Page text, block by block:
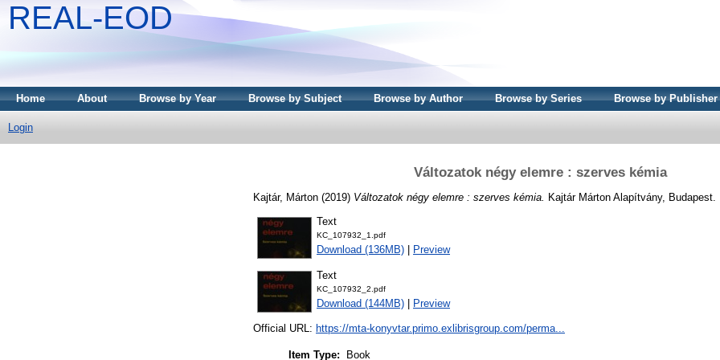
REAL-EOD
Home About Browse by Year Browse by Subject Browse by Author Browse by Series Browse by Publisher
Login
Változatok négy elemre : szerves kémia
Kajtár, Márton (2019) Változatok négy elemre : szerves kémia. Kajtár Márton Alapítvány, Budapest.
Text
KC_107932_1.pdf
Download (136MB) Preview
Text
KC_107932_2.pdf
Download (144MB) Preview
Official URL: https://mta-konyvtar.primo.exlibrisgroup.com/perma...
Item Type: Book